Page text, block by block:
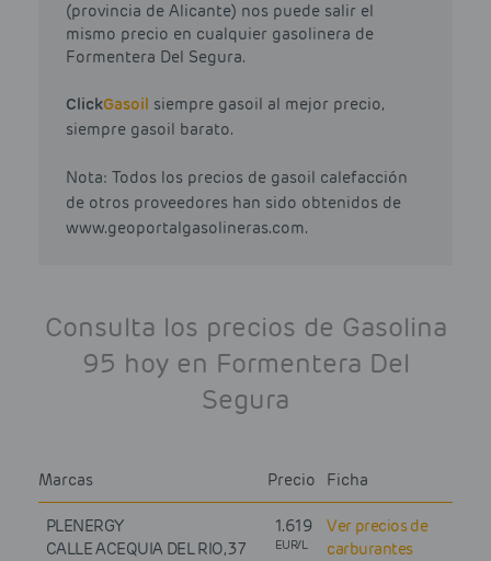
(provincia de Alicante) nos puede salir el
mismo precio en cualquier gasolinera de
Formentera Del Segura.
ClickGasoil siempre gasoil al mejor precio,
siempre gasoil barato.
Nota: Todos los precios de gasoil calefacción
de otros proveedores han sido obtenidos de
www.geoportalgasolineras.com.
Consulta los precios de Gasolina
95 hoy en Formentera Del
Segura
Marcas Precio Ficha
PLENERGY
CALLE ACEQUIA DEL RIO, 37
1.619
EUR/L
Ver precios de
carburantes